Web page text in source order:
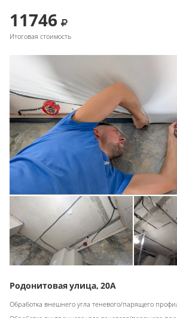
11746
Итоговая стоимость
Родонитовая улица, 20А
Обработка внешнего угла теневого/парящего